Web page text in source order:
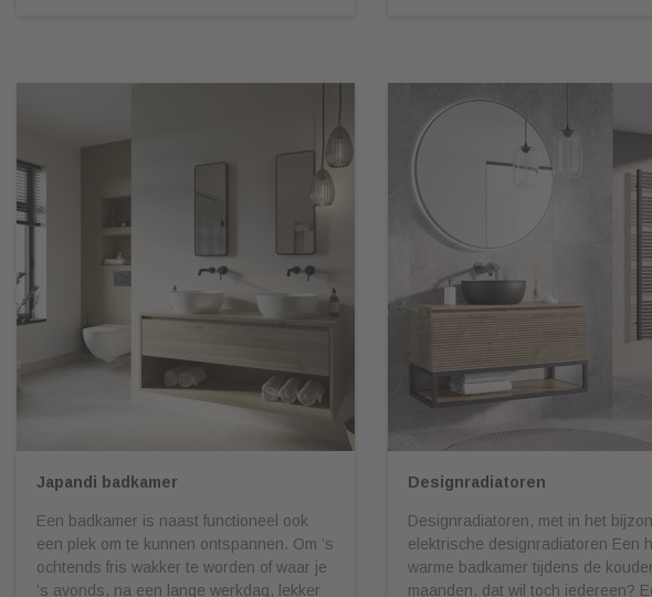
Japandi badkamer
Een badkamer is naast functioneel ook
een plek om te kunnen ontspannen. Om ’s
ochtends fris wakker te worden of waar je
’s avonds, na een lange werkdag, lekker
Designradiatoren
Designradiatoren, met in het
elektrische designradiatoren Een
warme badkamer tijdens de
maanden, dat wil toch iedereen?